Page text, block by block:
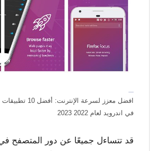
افضل معزز لسرعة
في اندرويد لعام 2022 2023
قد تتساءل جميعًا عن دور المتصفح